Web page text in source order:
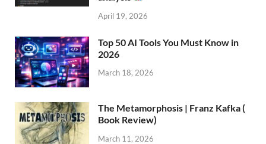
April 19, 2026
Top 50 AI Tools You Must Know in
2026
March 18, 2026
The Metamorphosis | Franz Kafka (
Book Review)
March 11, 2026